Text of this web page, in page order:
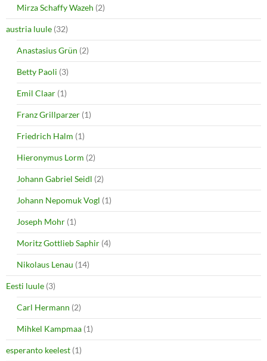
i
n
d
o
)
w
i
n
d
w
)
Mirza Schaffy Wazeh (2)
austria luule (32)
Anastasius Grün (2)
Betty Paoli (3)
Emil Claar (1)
Franz Grillparzer (1)
Friedrich Halm (1)
Hieronymus Lorm (2)
Johann Gabriel Seidl (2)
Johann Nepomuk Vogl (1)
Joseph Mohr (1)
Moritz Gottlieb Saphir (4)
Nikolaus Lenau (14)
Eesti luule (3)
Carl Hermann (2)
Mihkel Kampmaa (1)
esperanto keelest (1)